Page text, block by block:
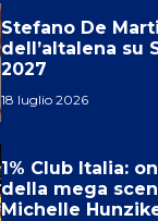
Stefano De
dell’altalena su
2027
18 luglio 2026
1% Club Italia:
della mega
Michelle